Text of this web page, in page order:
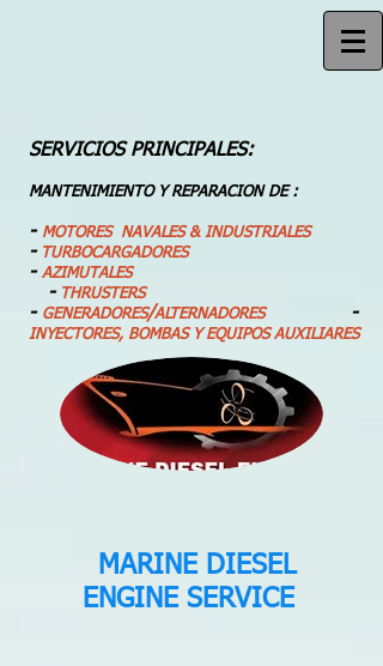
SERVICIOS PRINCIPALES:
MANTENIMIENTO Y REPARACION DE :
- MOTORES NAVALES & INDUSTRIALES
- TURBOCARGADORES
- AZIMUTALES
-THRUSTERS
- GENERADORES/ALTERNADORES -
INYECTORES, BOMBAS Y EQUIPOS AUXILIARES
MARINE DIESEL
ENGINE SERVICE